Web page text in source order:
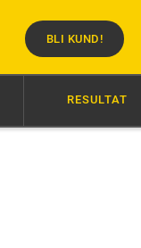
BLI KUND!
ZERON OCH BARTLETT I
RESULTAT